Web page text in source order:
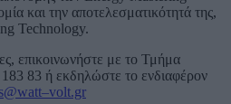
και την αποτελεσματικότητά της,
Technology.
επικοινωνήστε με το Τμήμα
83 ή εκδηλώστε το ενδιαφέρον